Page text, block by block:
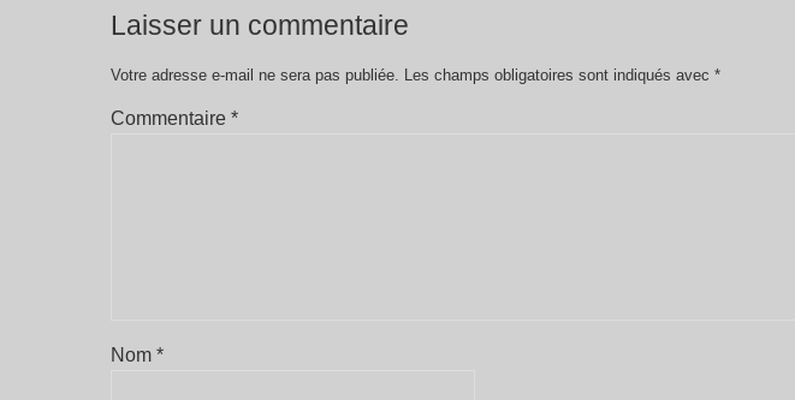
Laisser un commentaire
Votre adresse e-mail ne sera pas publiée. Les champs obligatoires sont indiqués avec *
Commentaire *
Nom *